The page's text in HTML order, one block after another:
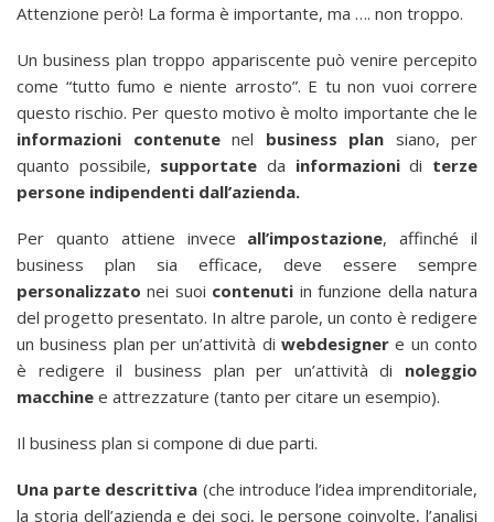
Attenzione però! La forma è importante, ma …. non troppo.
Un business plan troppo appariscente può venire percepito
come “tutto fumo e niente arrosto”. E tu non vuoi correre
questo rischio. Per questo motivo è molto importante che le
informazioni contenutenel business plan siano, per
quanto possibile, supportate da informazionidi terze
persone indipendenti dall’azienda.
Per quanto attiene invece all’impostazione, affinché il
business plan sia efficace, deve essere sempre
personalizzato nei suoi contenuti in funzione della natura
del progetto presentato. In altre parole, un conto è redigere
un business plan per un’attività di webdesigner e un conto
è redigere il business plan per un’attività di noleggio
macchine e attrezzature (tanto per citare un esempio).
Il business plan si compone di due parti.
Una parte descrittiva (che introduce l’idea imprenditoriale,
la storia dell’azienda e dei soci, le persone coinvolte, l’analisi